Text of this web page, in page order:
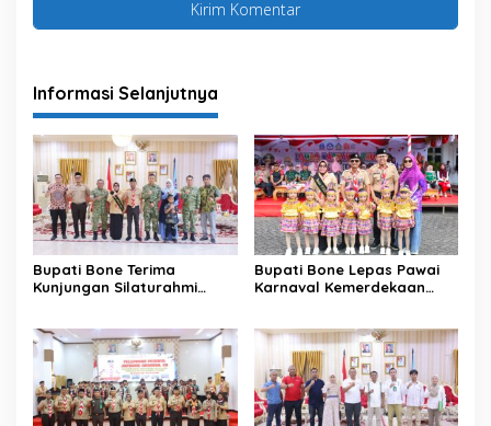
Informasi Selanjutnya
Bupati Bone Terima
Kunjungan Silaturahmi
Bupati Bone Lepas Pawai
Karnaval Kemerdekaan